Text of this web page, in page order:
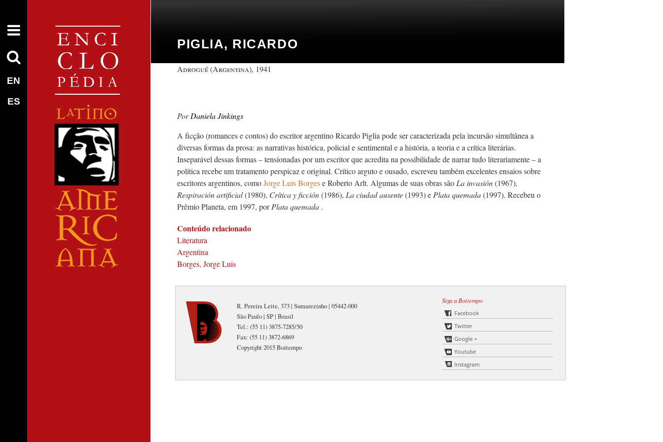
EN
ES
PIGLIA, RICARDO
Adrogué (Argentina), 1941
Daniela Jinkings
A ficção (romances e contos) do escritor argentino Ricardo Piglia pode ser caracterizada pela incursão simultânea a
diversas formas da prosa: as narrativas histórica, policial e sentimental e a história, a teoria e a crítica literárias.
Inseparável dessas formas – tensionadas por um escritor que acredita na possibilidade de narrar tudo literariamente – a
política recebe um tratamento perspicaz e original. Crítico arguto e ousado, escreveu também excelentes ensaios sobre
escritores argentinos, comoJorge Luis Borgese Roberto Arlt. Algumas de suas obras são La invasión(1967),
Respiración artificial(1980), Crítica y ficción(1986), La ciudad ausente(1993) e Plata quemada(1997). Recebeu o
Prêmio Planeta, em 1997, porPlata quemada .
Conteúdo relacionado
Literatura
Argentina
Borges, Jorge Luis
R. Pereira Leite, 373 | Sumarezinho | 05442-000
São Paulo | SP | Brasil
Tel.: (55 11) 3875-7285/50
Fax: (55 11) 3872-6869
Copyright 2015 Boitempo
Siga a Boitempo
Facebook
Twitter
Google +
Youtube
Instagram